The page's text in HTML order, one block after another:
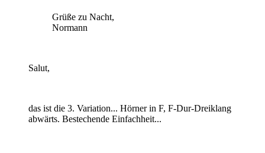
Grüße zu Nacht,
Normann
Salut,
das ist die 3. Variation... Hörner in F, F-Dur-Dreiklang
abwärts. Bestechende Einfachheit...